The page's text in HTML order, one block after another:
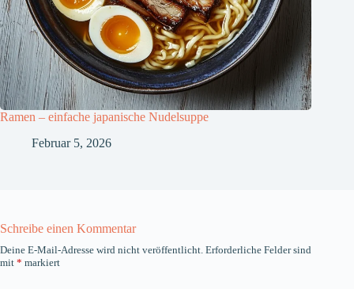
Ramen – einfache japanische Nudelsuppe
Februar 5, 2026
Schreibe einen Kommentar
Deine E-Mail-Adresse wird nicht veröffentlicht. Erforderliche Felder sind
mit * markiert